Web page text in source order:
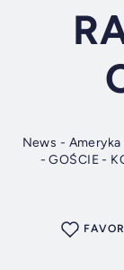
News - Ameryka
- GOŚCIE -